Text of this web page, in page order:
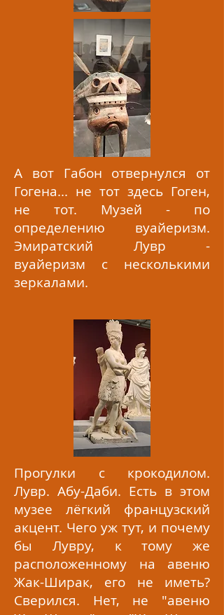
А вот Габон отвернулся от
Гогена... не тот здесь Гоген,
не тот. Музей - по
определению вуайеризм.
Эмиратский Лувр -
вуайеризм с несколькими
зеркалами.
Прогулки с крокодилом.
Лувр. Абу-Даби. Есть в этом
музее лёгкий французский
акцент. Чего уж тут, и почему
бы Лувру, к тому же
расположенному на авеню
Жак-Ширак, его не иметь?
Сверился. Нет, не "авеню